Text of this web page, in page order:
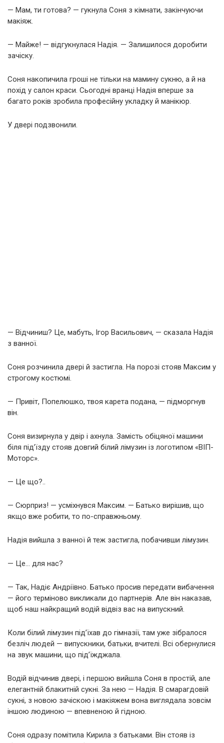
— Мам, ти готова? — гукнула Соня з кімнати, закінчуючи
макіяж.
— Майже! — відгукнулася Надія. — Залишилося доробити
зачіску.
Соня накопичила гроші не тільки на мамину сукню, а й на
похід у салон краси. Сьогодні вранці Надія вперше за
багато років зробила професійну укладку й манікюр.
У двері подзвонили.
— Відчиниш? Це, мабуть, Ігор Васильович, — сказала Надія
з ванної.
Соня розчинила двері й застигла. На порозі стояв Максим у
строгому костюмі.
— Привіт, Попелюшко, твоя карета подана, — підморгнув
він.
Соня визирнула у двір і ахнула. Замість обіцяної машини
біля під’їзду стояв довгий білий лімузин із логотипом «ВІП-
Моторс».
— Це що?..
— Сюрприз! — усміхнувся Максим. — Батько вирішив, що
якщо вже робити, то по-справжньому.
Надія вийшла з ванної й теж застигла, побачивши лімузин.
— Це… для нас?
— Так, Надіє Андріївно. Батько просив передати вибачення
— його терміново викликали до партнерів. Але він наказав,
щоб наш найкращий водій відвіз вас на випускний.
Коли білий лімузин під’їхав до гімназії, там уже зібралося
безліч людей — випускники, батьки, вчителі. Всі обернулися
на звук машини, що під’їжджала.
Водій відчинив двері, і першою вийшла Соня в простій, але
елегантній блакитній сукні. За нею — Надія. В смарагдовій
сукні, з новою зачіскою і макіяжем вона виглядала зовсім
іншою людиною — впевненою й гідною.
Соня одразу помітила Кирила з батьками. Він стояв із